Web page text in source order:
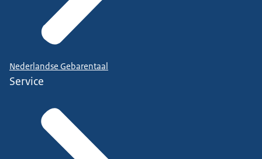
Nederlandse Gebarentaal
Service